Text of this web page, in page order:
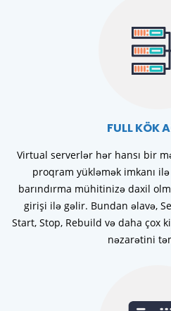
FULL KÖK
Virtual serverlər hər hansı bir
proqram yükləmək imkanı
barındırma mühitinizə daxil
girişi ilə gəlir. Bundan əlavə,
Start, Stop, Rebuild və daha çox
nəzarətini